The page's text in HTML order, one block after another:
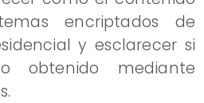
encriptados de
y esclarecer si
obtenido mediante